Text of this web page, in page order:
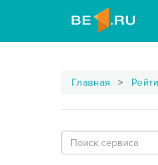
Главная